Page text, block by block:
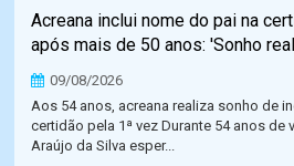
Acreana inclui nome do pai na
após mais de 50 anos: 'Sonho
09/08/2026
Aos 54 anos, acreana realiza sonho de
certidão pela 1ª vez Durante 54 anos de
Araújo da Silva esper...